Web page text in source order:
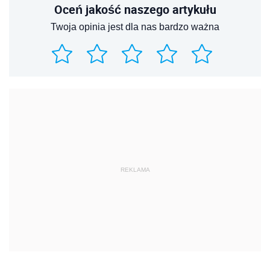
Oceń jakość naszego artykułu
Twoja opinia jest dla nas bardzo ważna
REKLAMA